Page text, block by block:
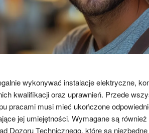
wykonywać instalacje elektryczne,
kwalifikacji oraz uprawnień. Przede
pracami musi mieć ukończone
jej umiejętności. Wymagane są również
Dozoru Technicznego, które są